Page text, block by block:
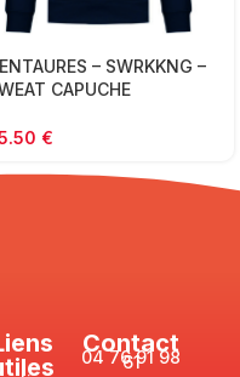
– SWRKKNG –
CAPUCHE
€
Contact
04 76 91 98
61